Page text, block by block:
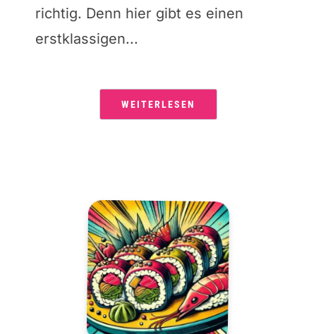
richtig. Denn hier gibt es einen
erstklassigen...
WEITERLESEN